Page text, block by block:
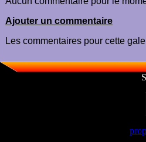
Ajouter un commentaire
Les commentaires pour cette